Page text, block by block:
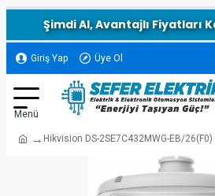
Şimdi Al, Avantajlı Fiyatları
Giriş Yap Üye Ol
Hikvision DS-2SE7C432MWG-EB/